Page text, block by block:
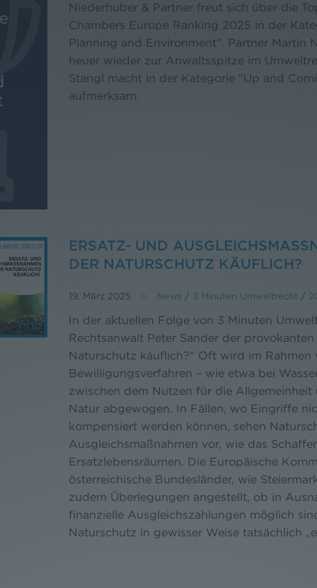
Niederhuber & Partner freut sich über die
Chambers Europe Ranking 2025 in der
Planning and Environment". Partner Martin
heuer wieder zur Anwaltsspitze im
Stangl macht in der Kategorie "Up and
aufmerksam.
ERSATZ- UND
ER NATURSCHUTZ KÄUFLICH?
19. März 2025 News / 3 Minuten Umweltrecht /
In der aktuellen Folge von 3 Minuten
Rechtsanwalt Peter Sander der
Naturschutz käuflich?“ Oft wird im Rahmen
Bewilligungsverfahren – wie etwa bei
zwischen dem Nutzen für die
Natur abgewogen. In Fällen, wo Eingriffe
kompensiert werden können, sehen
Ausgleichsmaßnahmen vor, wie das
Ersatzlebensräumen. Die Europäische
österreichische Bundesländer, wie
zudem Überlegungen angestellt, ob in
finanzielle Ausgleichszahlungen möglich
Naturschutz in gewisser Weise tatsächlich